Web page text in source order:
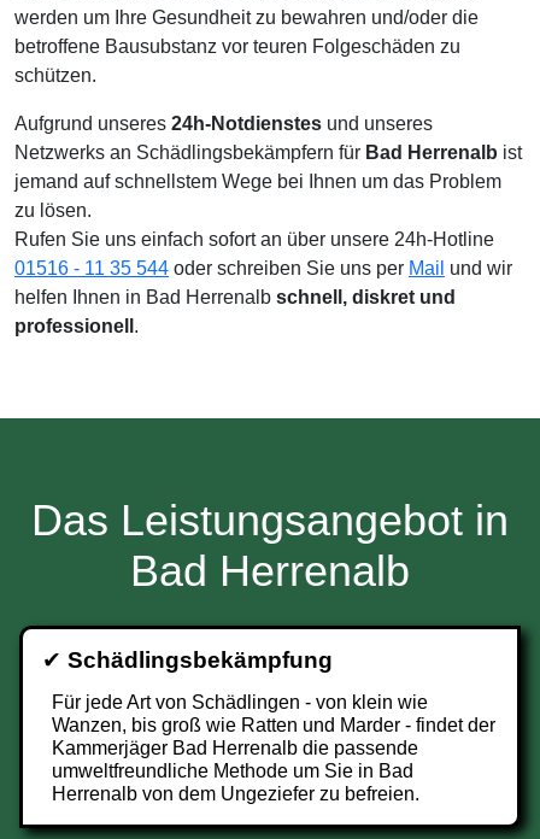
werden um Ihre Gesundheit zu bewahren und/oder die
betroffene Bausubstanz vor teuren Folgeschäden zu
schützen.
Aufgrund unseres 24h-Notdienstes und unseres
Netzwerks an Schädlingsbekämpfern für Bad Herrenalb ist
jemand auf schnellstem Wege bei Ihnen um das Problem
zu lösen.
Rufen Sie uns einfach sofort an über unsere 24h-Hotline
01516 - 11 35 544 oder schreiben Sie uns per Mail und wir
helfen Ihnen in Bad Herrenalb schnell, diskret und
professionell .
Das Leistungsangebot in
Bad Herrenalb
✔ Schädlingsbekämpfung
Für jede Art von Schädlingen - von klein wie
Wanzen, bis groß wie Ratten und Marder - findet der
Kammerjäger Bad Herrenalb die passende
umweltfreundliche Methode um Sie in Bad
Herrenalb von dem Ungeziefer zu befreien.